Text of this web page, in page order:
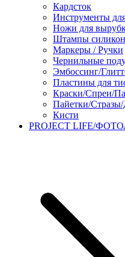
Кардсток
Инструменты
Ножи для
Штампы
Маркеры / Ручки
Чернильные
Эмбоссинг/
Пластины для
Краски/Спреи/
Пайетки/Стразы/
Кисти
PROJECT LIFE/